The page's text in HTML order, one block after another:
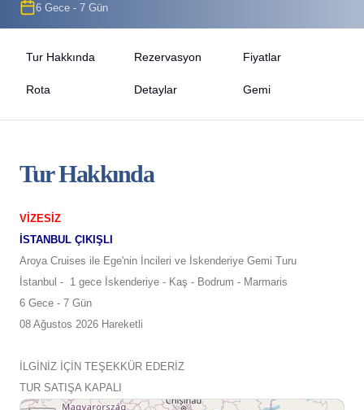
6 Gece - 7 Gün
Tur Hakkında Rezervasyon Fiyatlar
Rota Detaylar Gemi
Tur Hakkında
VİZESİZ
İSTANBUL ÇIKIŞLI
Aroya Cruises ile Ege'nin İncileri ve İskenderiye Gemi Turu
İstanbul - 1 gece İskenderiye - Kaş - Bodrum - Marmaris
6 Gece - 7 Gün
08 Ağustos 2026 Hareketli
İLGİNİZ İÇİN TEŞEKKÜR EDERİZ
TUR SATIŞA KAPALI